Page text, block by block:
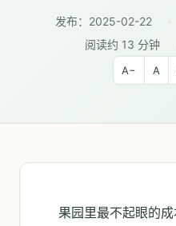
发布： 2025-02-22 ·
阅读约 13 分钟
A− A
果园里最不起眼的